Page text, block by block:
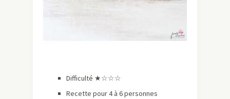
Difficulté ★☆☆☆
Recette pour 4 à 6 personnes